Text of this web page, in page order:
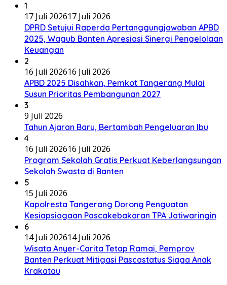
1
17 Juli 202617 Juli 2026
DPRD Setujui Raperda Pertanggungjawaban APBD
2025, Wagub Banten Apresiasi Sinergi Pengelolaan
Keuangan
2
16 Juli 202616 Juli 2026
APBD 2025 Disahkan, Pemkot Tangerang Mulai
Susun Prioritas Pembangunan 2027
3
9 Juli 2026
Tahun Ajaran Baru, Bertambah Pengeluaran Ibu
4
16 Juli 202616 Juli 2026
Program Sekolah Gratis Perkuat Keberlangsungan
Sekolah Swasta di Banten
5
15 Juli 2026
Kapolresta Tangerang Dorong Penguatan
Kesiapsiagaan Pascakebakaran TPA Jatiwaringin
6
14 Juli 202614 Juli 2026
Wisata Anyer-Carita Tetap Ramai, Pemprov
Banten Perkuat Mitigasi Pascastatus Siaga Anak
Krakatau